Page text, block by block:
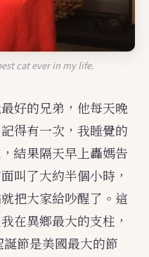
cat ever in my life.
好的兄弟，他每天晚
得有一次，我睡覺的
結果隔天早上轟媽告
叫了大約半個小時，
把大家給吵醒了。這
在異鄉最大的支柱，
誕節是美國最大的節